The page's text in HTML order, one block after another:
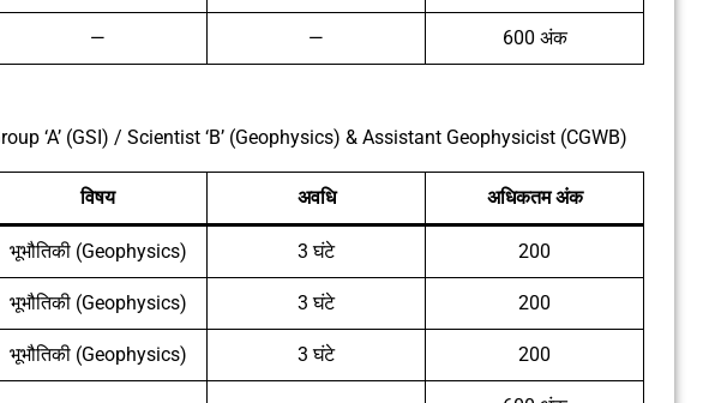
— — 600 अंक
‘A’ (GSI) / Scientist ‘B’ (Geophysics) & Assistant Geophysicist (CGWB)
विषय अवधि अधिकतम अंक
भूभौतिकी (Geophysics) 3 घंटे 200
भूभौतिकी (Geophysics) 3 घंटे 200
भूभौतिकी (Geophysics) 3 घंटे 200